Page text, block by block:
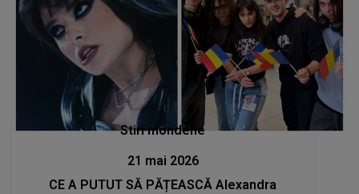
Stiri mondene
21 mai 2026
CE A PUTUT SĂ PĂȚEASCĂ Alexandra